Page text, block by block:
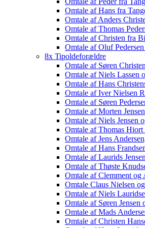
Omtale af Hans fra
Omtale af Anders
Omtale af Thomas
Omtale af Christen fra
Omtale af Oluf
8x Tipoldeforældre
Omtale af Søren
Omtale af Niels Lassen
Omtale af Hans
Omtale af Iver Nielsen
Omtale af Søren
Omtale af Morten Jensen
Omtale af Niels Jensen
Omtale af Thomas Hiort
Omtale af Jens
Omtale af Hans
Omtale af Laurids
Omtale af Thøste
Omtale af Clemment og
Omtale Claus Nielsen
Omtale af Niels
Omtale af Søren Jensen
Omtale af Mads
Omtale af Christen